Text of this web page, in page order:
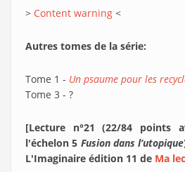
> Content warning <
Autres tomes de la série:
Tome 1 - Un psaume pour les
Tome 3 - ?
[Lecture n°21 (22/84 points
l'échelon 5 Fusion dans l’utopique
L'Imaginaire édition 11 de Ma